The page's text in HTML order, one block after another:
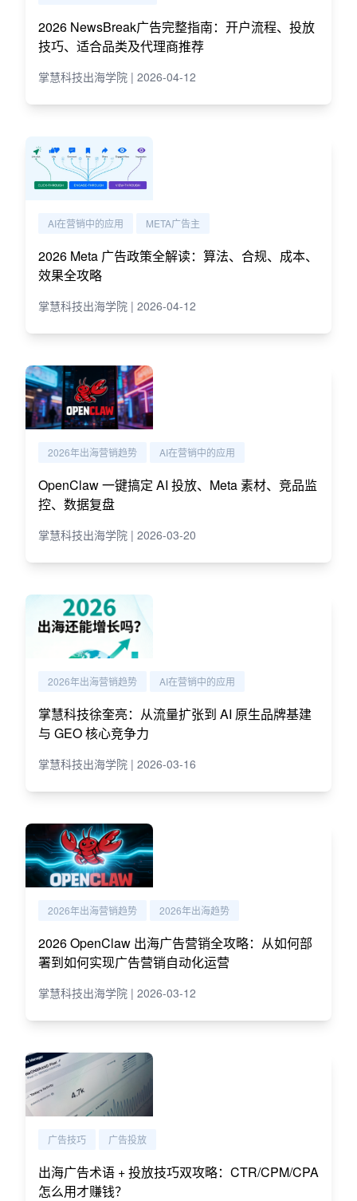
2026 NewsBreak广告完整指南：开户流程、投放
技巧、适合品类及代理商推荐
掌慧科技出海学院 | 2026-04-12
AI在营销中的应用 META广告主
2026 Meta 广告政策全解读：算法、合规、成本、
效果全攻略
掌慧科技出海学院 | 2026-04-12
2026年出海营销趋势 AI在营销中的应用
OpenClaw 一键搞定 AI 投放、Meta 素材、竞品监
控、数据复盘
掌慧科技出海学院 | 2026-03-20
2026年出海营销趋势 AI在营销中的应用
掌慧科技徐奎亮：从流量扩张到 AI 原生品牌基建
与 GEO 核心竞争力
掌慧科技出海学院 | 2026-03-16
2026年出海营销趋势 2026年出海趋势
2026 OpenClaw 出海广告营销全攻略：从如何部
署到如何实现广告营销自动化运营
掌慧科技出海学院 | 2026-03-12
广告技巧 广告投放
出海广告术语 + 投放技巧双攻略：CTR/CPM/CPA
怎么用才赚钱？